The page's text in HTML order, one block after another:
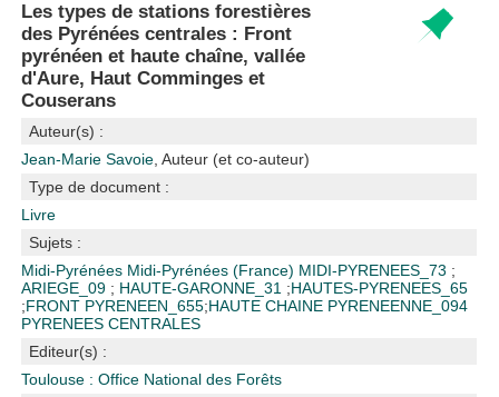
Les types de stations forestières
des Pyrénées centrales : Front
pyrénéen et haute chaîne, vallée
d'Aure, Haut Comminges et
Couserans
Auteur(s) :
Jean-Marie Savoie , Auteur (et co-auteur)
Type de document :
Livre
Sujets :
Midi-Pyrénées Midi-Pyrénées (France) MIDI-PYRENEES_73 ;
ARIEGE_09 ; HAUTE-GARONNE_31 ;HAUTES-PYRENEES_65
;FRONT PYRENEEN_655;HAUTE CHAINE PYRENEENNE_094
PYRENEES CENTRALES
Editeur(s) :
Toulouse : Office National des Forêts